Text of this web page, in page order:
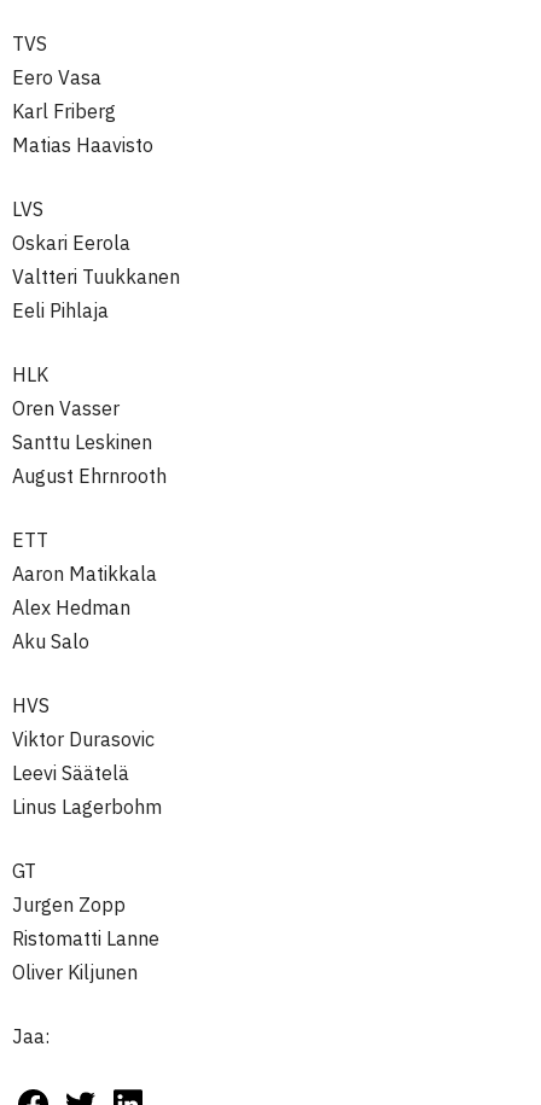
TVS
Eero Vasa
Karl Friberg
Matias Haavisto
LVS
Oskari Eerola
Valtteri Tuukkanen
Eeli Pihlaja
HLK
Oren Vasser
Santtu Leskinen
August Ehrnrooth
ETT
Aaron Matikkala
Alex Hedman
Aku Salo
HVS
Viktor Durasovic
Leevi Säätelä
Linus Lagerbohm
GT
Jurgen Zopp
Ristomatti Lanne
Oliver Kiljunen
Jaa: